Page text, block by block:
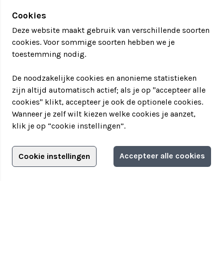
Filter jouw teamuitstapje!
Adverteren?
Adverteerdersopties
Cookies
Deze website maakt gebruik van verschillende soorten
cookies. Voor sommige soorten hebben we je
toestemming nodig.
De noodzakelijke cookies en anonieme statistieken
zijn altijd automatisch actief; als je op "accepteer alle
cookies" klikt, accepteer je ook de optionele cookies.
Wanneer je zelf wilt kiezen welke cookies je aanzet,
klik je op “cookie instellingen”.
Cookie instellingen Accepteer alle cookies